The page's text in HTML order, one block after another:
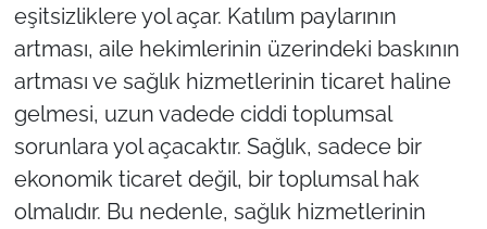
eşitsizliklere yol açar. Katılım paylarının
artması, aile hekimlerinin üzerindeki baskının
artması ve sağlık hizmetlerinin ticaret haline
gelmesi, uzun vadede ciddi toplumsal
sorunlara yol açacaktır. Sağlık, sadece bir
ekonomik ticaret değil, bir toplumsal hak
olmalıdır. Bu nedenle, sağlık hizmetlerinin